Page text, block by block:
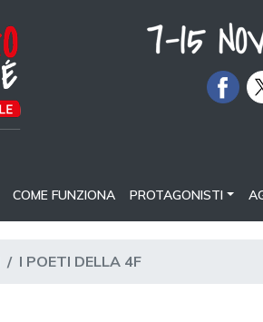
COME FUNZIONA PROTAGONISTI
I POETI DELLA 4F